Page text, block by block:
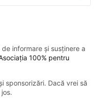
informare și susținere a
100% pentru
sponsorizări. Dacă vrei să